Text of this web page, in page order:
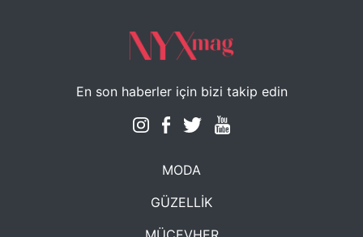
En son haberler için bizi takip edin
MODA
GÜZELLİK